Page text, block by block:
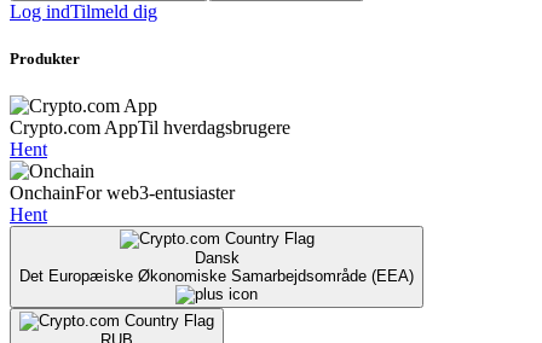
Log indTilmeld dig
Produkter
Crypto.com AppTil hverdagsbrugere
Hent
OnchainFor web3-entusiaster
Hent
Dansk
Det Europæiske Økonomiske Samarbejdsområde (EEA)